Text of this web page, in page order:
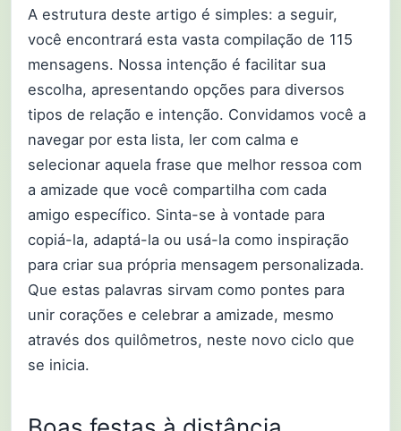
A estrutura deste artigo é simples: a seguir,
você encontrará esta vasta compilação de 115
mensagens. Nossa intenção é facilitar sua
escolha, apresentando opções para diversos
tipos de relação e intenção. Convidamos você a
navegar por esta lista, ler com calma e
selecionar aquela frase que melhor ressoa com
a amizade que você compartilha com cada
amigo específico. Sinta-se à vontade para
copiá-la, adaptá-la ou usá-la como inspiração
para criar sua própria mensagem personalizada.
Que estas palavras sirvam como pontes para
unir corações e celebrar a amizade, mesmo
através dos quilômetros, neste novo ciclo que
se inicia.